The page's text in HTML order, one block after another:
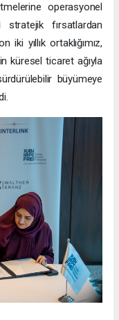
operasyonel
stratejik fırsatlardan
yıllık ortaklığımız,
küresel ticaret ağıyla
büyümeye